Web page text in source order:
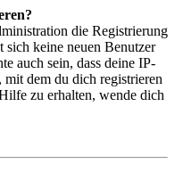
die Registrierung
sich keine neuen Benutzer
auch sein, dass deine IP-
mit dem du dich registrieren
zu erhalten, wende dich